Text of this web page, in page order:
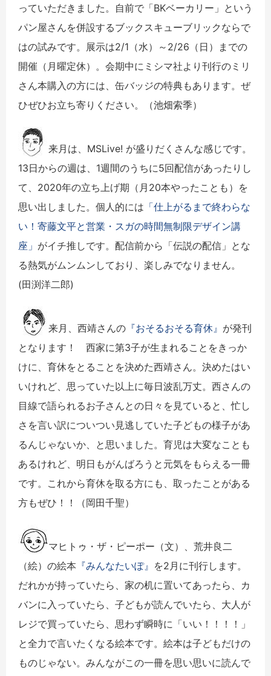
っていただきました。自前で「BKベーカリー」という
パン屋さんを併設するブックスキューブリックならで
はの試みです。展示は2/1（水）～2/26（日）までの
開催（月曜定休）。会期中にミシマ社より刊行のミリ
さん本購入の方には、缶バッジの特典もあります。ぜ
ひぜひお立ち寄りください。（池畑索季）
来月は、MSLive! が盛りだくさんな感じです。
13日からの週は、1週間のうちに5回配信があったりし
て、2020年の立ち上げ期（月20本やったことも）を
思い出しました。個人的には 「仕上がるまで終わらな
い！寄藤文平と営業・スガの時間無制限デザイン講
座」 がイチ推しです。配信前から「伝説の配信」とな
る熱気がムンムンしており、楽しみでなりません。
(田渕洋二郎)
来月、西靖さんの 『おそるおそる育休』 が発刊
となります！ 西家に第3子が生まれることをきっか
けに、育休をとることを決めた西靖さん。決めたはい
いけれど、思っていた以上に毎日波乱万丈。西さんの
目線で語られるお子さんとの日々を見ていると、忙し
さを言い訳についつい見逃していた子どもの様子があ
るんじゃないか、と思いました。育児は大変なことも
あるけれど、明日もがんばろうと元気をもらえる一冊
です。これから育休を取る方にも、取ったことがある
方もぜひ！！（岡田千聖）
マヒトゥ・ザ・ピーポー（文）、荒井良二
（絵）の絵本 『みんなたいぽ』 を2月に刊行します。
だれかが持っていたら、家の机に置いてあったら、カ
バンに入っていたら、子どもが読んでいたら、大人が
レジで買っていたら、思わず瞬時に「いい！！！！」
と全力で言いたくなる絵本です。絵本は子どもだけの
ものじゃない。みんながこの一冊を思い思いに読んで